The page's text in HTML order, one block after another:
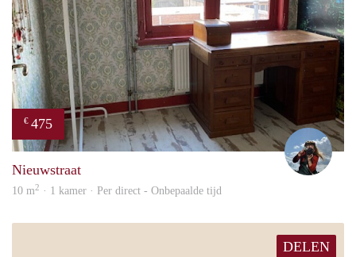
€ 475
Nieuwstraat
10 m2 · 1 kamer · Per direct - Onbepaalde tijd
DELEN